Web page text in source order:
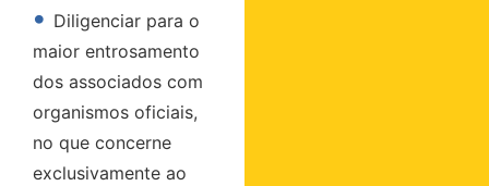
• Diligenciar para o
maior entrosamento
dos associados com
organismos oficiais,
no que concerne
exclusivamente ao